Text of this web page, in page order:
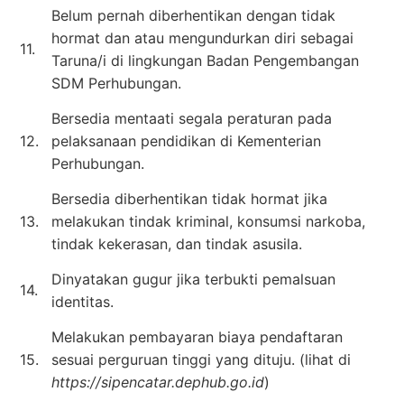
11.
Belum pernah diberhentikan dengan tidak
hormat dan atau mengundurkan diri sebagai
Taruna/i di lingkungan Badan Pengembangan
SDM Perhubungan.
12.
Bersedia mentaati segala peraturan pada
pelaksanaan pendidikan di Kementerian
Perhubungan.
13.
Bersedia diberhentikan tidak hormat jika
melakukan tindak kriminal, konsumsi narkoba,
tindak kekerasan, dan tindak asusila.
14.
Dinyatakan gugur jika terbukti pemalsuan
identitas.
15.
Melakukan pembayaran biaya pendaftaran
sesuai perguruan tinggi yang dituju. (lihat di
https://sipencatar.dephub.go.id)